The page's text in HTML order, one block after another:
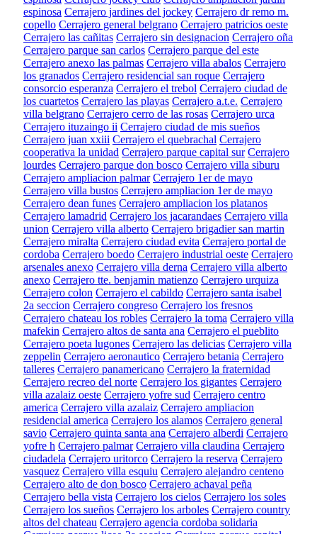
espinosa Cerrajero jardines del jockey Cerrajero dr remo m.
copello Cerrajero general belgrano Cerrajero patricios oeste
Cerrajero las cañitas Cerrajero sin designacion Cerrajero oña
Cerrajero parque san carlos Cerrajero parque del este
Cerrajero anexo las palmas Cerrajero villa abalos Cerrajero
los granados Cerrajero residencial san roque Cerrajero
consorcio esperanza Cerrajero el trebol Cerrajero ciudad de
los cuartetos Cerrajero las playas Cerrajero a.t.e. Cerrajero
villa belgrano Cerrajero cerro de las rosas Cerrajero urca
Cerrajero ituzaingo ii Cerrajero ciudad de mis sueños
Cerrajero juan xxiii Cerrajero el quebrachal Cerrajero
cooperativa la unidad Cerrajero parque capital sur Cerrajero
lourdes Cerrajero parque don bosco Cerrajero villa siburu
Cerrajero ampliacion palmar Cerrajero 1er de mayo
Cerrajero villa bustos Cerrajero ampliacion 1er de mayo
Cerrajero dean funes Cerrajero ampliacion los platanos
Cerrajero lamadrid Cerrajero los jacarandaes Cerrajero villa
union Cerrajero villa alberto Cerrajero brigadier san martin
Cerrajero miralta Cerrajero ciudad evita Cerrajero portal de
cordoba Cerrajero boedo Cerrajero industrial oeste Cerrajero
arsenales anexo Cerrajero villa derna Cerrajero villa alberto
anexo Cerrajero tte. benjamin matienzo Cerrajero urquiza
Cerrajero colon Cerrajero el cabildo Cerrajero santa isabel
2a seccion Cerrajero congreso Cerrajero los fresnos
Cerrajero chateau los robles Cerrajero la toma Cerrajero villa
mafekin Cerrajero altos de santa ana Cerrajero el pueblito
Cerrajero poeta lugones Cerrajero las delicias Cerrajero villa
zeppelin Cerrajero aeronautico Cerrajero betania Cerrajero
talleres Cerrajero panamericano Cerrajero la fraternidad
Cerrajero recreo del norte Cerrajero los gigantes Cerrajero
villa azalaiz oeste Cerrajero yofre sud Cerrajero centro
america Cerrajero villa azalaiz Cerrajero ampliacion
residencial america Cerrajero los alamos Cerrajero general
savio Cerrajero quinta santa ana Cerrajero alberdi Cerrajero
yofre h Cerrajero palmar Cerrajero villa claudina Cerrajero
ciudadela Cerrajero uritorco Cerrajero la reserva Cerrajero
vasquez Cerrajero villa esquiu Cerrajero alejandro centeno
Cerrajero alto de don bosco Cerrajero achaval peña
Cerrajero bella vista Cerrajero los cielos Cerrajero los soles
Cerrajero los sueños Cerrajero los arboles Cerrajero country
altos del chateau Cerrajero agencia cordoba solidaria